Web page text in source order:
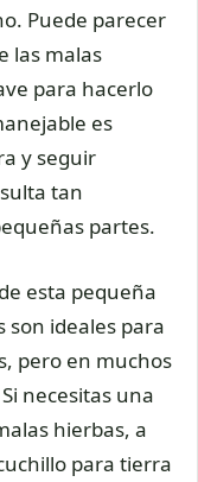
Puede parecer
las malas
para hacerlo
es
y seguir
tan
partes.
esta pequeña
ideales para
pero en muchos
necesitas una
hierbas, a
para tierra